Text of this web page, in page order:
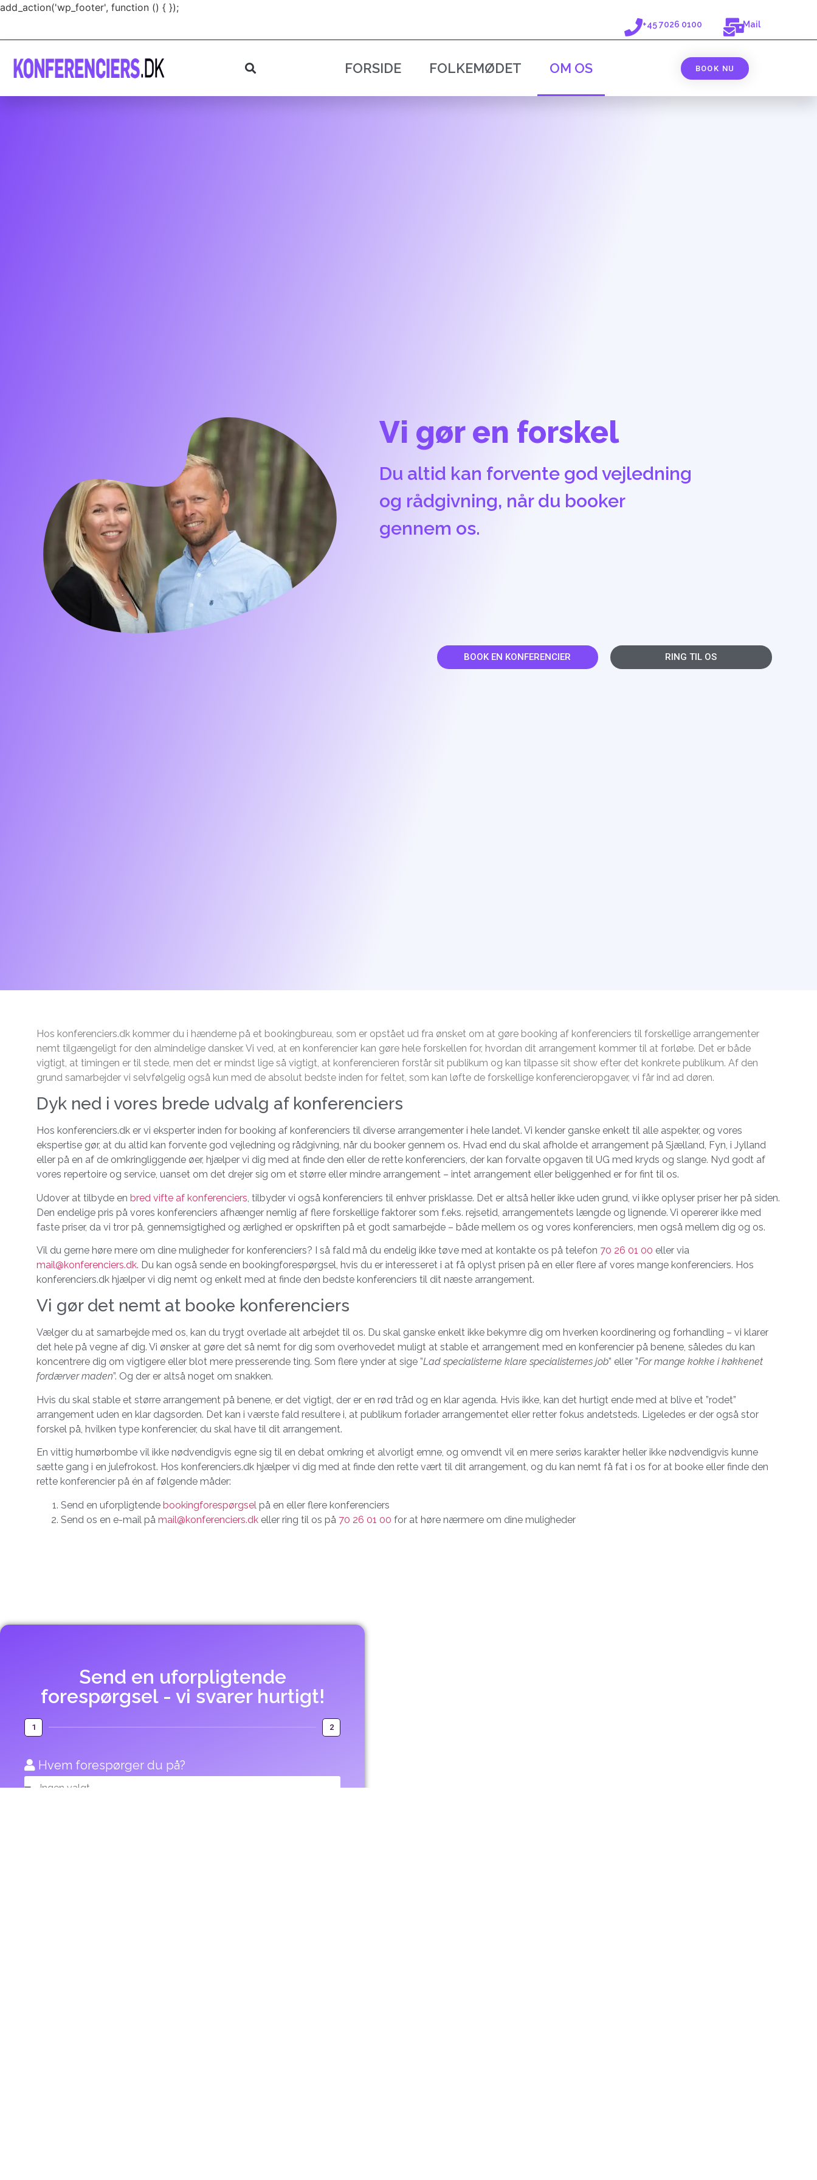
add_action('wp_footer', function () { });
+45 7026 0100 Mail
FORSIDE FOLKEMØDET OM OS BOOK NU
Vi gør en forskel
Du altid kan forvente god vejledning
og rådgivning, når du booker
gennem os.
BOOK EN KONFERENCIER RING TIL OS
Hos konferenciers.dk kommer du i hænderne på et bookingbureau, som er opstået ud fra ønsket om at gøre booking af konferenciers til forskellige arrangementer
nemt tilgængeligt for den almindelige dansker. Vi ved, at en konferencier kan gøre hele forskellen for, hvordan dit arrangement kommer til at forløbe. Det er både
vigtigt, at timingen er til stede, men det er mindst lige så vigtigt, at konferencieren forstår sit publikum og kan tilpasse sit show efter det konkrete publikum. Af den
grund samarbejder vi selvfølgelig også kun med de absolut bedste inden for feltet, som kan løfte de forskellige konferencieropgaver, vi får ind ad døren.
Dyk ned i vores brede udvalg af konferenciers
Hos konferenciers.dk er vi eksperter inden for booking af konferenciers til diverse arrangementer i hele landet. Vi kender ganske enkelt til alle aspekter, og vores
ekspertise gør, at du altid kan forvente god vejledning og rådgivning, når du booker gennem os. Hvad end du skal afholde et arrangement på Sjælland, Fyn, i Jylland
eller på en af de omkringliggende øer, hjælper vi dig med at finde den eller de rette konferenciers, der kan forvalte opgaven til UG med kryds og slange. Nyd godt af
vores repertoire og service, uanset om det drejer sig om et større eller mindre arrangement – intet arrangement eller beliggenhed er for fint til os.
Udover at tilbyde en bred vifte af konferenciers , tilbyder vi også konferenciers til enhver prisklasse. Det er altså heller ikke uden grund, vi ikke oplyser priser her på siden.
Den endelige pris på vores konferenciers afhænger nemlig af flere forskellige faktorer som f.eks. rejsetid, arrangementets længde og lignende. Vi opererer ikke med
faste priser, da vi tror på, gennemsigtighed og ærlighed er opskriften på et godt samarbejde – både mellem os og vores konferenciers, men også mellem dig og os.
Vil du gerne høre mere om dine muligheder for konferenciers? I så fald må du endelig ikke tøve med at kontakte os på telefon 70 26 01 00 eller via
mail@konferenciers.dk. Du kan også sende en bookingforespørgsel, hvis du er interesseret i at få oplyst prisen på en eller flere af vores mange konferenciers. Hos
konferenciers.dk hjælper vi dig nemt og enkelt med at finde den bedste konferenciers til dit næste arrangement.
Vi gør det nemt at booke konferenciers
Vælger du at samarbejde med os, kan du trygt overlade alt arbejdet til os. Du skal ganske enkelt ikke bekymre dig om hverken koordinering og forhandling – vi klarer
det hele på vegne af dig. Vi ønsker at gøre det så nemt for dig som overhovedet muligt at stable et arrangement med en konferencier på benene, således du kan
koncentrere dig om vigtigere eller blot mere presserende ting. Som flere ynder at sige ”Lad specialisterne klare specialisternes job” eller ”For mange kokke i køkkenet
fordærver maden”. Og der er altså noget om snakken.
Hvis du skal stable et større arrangement på benene, er det vigtigt, der er en rød tråd og en klar agenda. Hvis ikke, kan det hurtigt ende med at blive et ”rodet”
arrangement uden en klar dagsorden. Det kan i værste fald resultere i, at publikum forlader arrangementet eller retter fokus andetsteds. Ligeledes er der også stor
forskel på, hvilken type konferencier, du skal have til dit arrangement.
En vittig humørbombe vil ikke nødvendigvis egne sig til en debat omkring et alvorligt emne, og omvendt vil en mere seriøs karakter heller ikke nødvendigvis kunne
sætte gang i en julefrokost. Hos konferenciers.dk hjælper vi dig med at finde den rette vært til dit arrangement, og du kan nemt få fat i os for at booke eller finde den
rette konferencier på én af følgende måder:
Send en uforpligtende bookingforespørgsel på en eller flere konferenciers
Send os en e-mail på mail@konferenciers.dk eller ring til os på 70 26 01 00 for at høre nærmere om dine muligheder
Send en uforpligtende
forespørgsel - vi svarer hurtigt!
1 2
Hvem forespørger du på?